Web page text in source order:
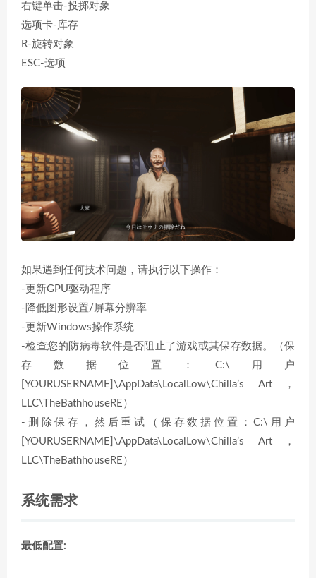
右键单击-投掷对象
选项卡-库存
R-旋转对象
ESC-选项
如果遇到任何技术问题，请执行以下操作：
-更新GPU驱动程序
-降低图形设置/屏幕分辨率
-更新Windows操作系统
-检查您的防病毒软件是否阻止了游戏或其保存数据。（保
存数据位置：C:\用户
[YOURUSERNAME]\AppData\LocalLow\Chilla’s Art，
LLC\TheBathhouseRE）
-删除保存，然后重试（保存数据位置：C:\用户
[YOURUSERNAME]\AppData\LocalLow\Chilla’s Art，
LLC\TheBathhouseRE）
系统需求
最低配置: